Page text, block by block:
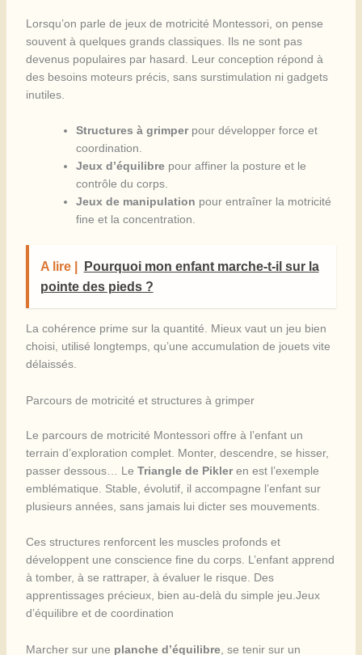
Lorsqu’on parle de jeux de motricité Montessori, on pense
souvent à quelques grands classiques. Ils ne sont pas
devenus populaires par hasard. Leur conception répond à
des besoins moteurs précis, sans surstimulation ni gadgets
inutiles.
Structures à grimperpour développer force et
coordination.
Jeux d’équilibrepour affiner la posture et le
contrôle du corps.
Jeux de manipulation pour entraîner la motricité
fine et la concentration.
A lire |
Pourquoi mon enfant marche-t-il sur la
pointe des pieds ?
La cohérence prime sur la quantité. Mieux vaut un jeu bien
choisi, utilisé longtemps, qu’une accumulation de jouets vite
délaissés.
Parcours de motricité et structures à grimper
Le parcours de motricité Montessori offre à l’enfant un
terrain d’exploration complet. Monter, descendre, se hisser,
passer dessous… Le Triangle de Pikleren est l’exemple
emblématique. Stable, évolutif, il accompagne l’enfant sur
plusieurs années, sans jamais lui dicter ses mouvements.
Ces structures renforcent les muscles profonds et
développent une conscience fine du corps. L’enfant apprend
à tomber, à se rattraper, à évaluer le risque. Des
apprentissages précieux, bien au-delà du simple jeu.Jeux
d’équilibre et de coordination
Marcher sur une planche d’équilibre, se tenir sur un